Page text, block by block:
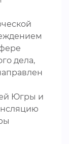
дела,
Югры и